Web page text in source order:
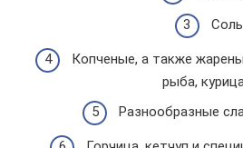
Копченые, а также
рыба,
Разнообразные